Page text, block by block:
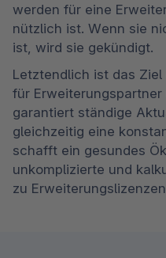
werden für eine
nützlich ist. Wenn sie
ist, wird sie gekündigt.
Letztendlich ist das
für
garantiert ständige
gleichzeitig eine
schafft ein gesundes
unkomplizierte und
zu